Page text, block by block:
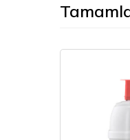
öngörü.
kolu